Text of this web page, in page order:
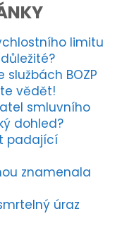
limitu
BOZP
vědět!
smluvního
dohled?
padající
znamenala
úraz